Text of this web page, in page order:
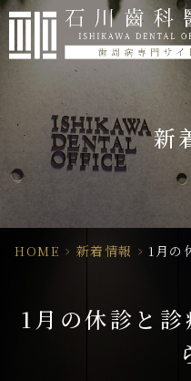
新
HOME > 新着情報 > 1月の
1月の休診と